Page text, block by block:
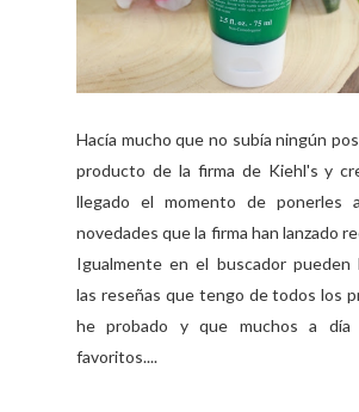
Hacía mucho que no subía ningún
producto de la firma de Kiehl's y
llegado el momento de ponerles
novedades que la firma han lanzado
Igualmente en el buscador pueden
las reseñas que tengo de todos los
he probado y que muchos a
favoritos....